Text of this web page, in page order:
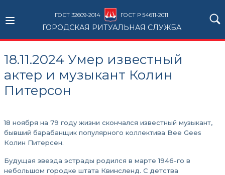
ГОСТ 32609-2014 ГОСТ Р 54611-2011
ГОРОДСКАЯ РИТУАЛЬНАЯ СЛУЖБА
18.11.2024 Умер известный
актер и музыкант Колин
Питерсон
18 ноября на 79 году жизни скончался известный музыкант,
бывший барабанщик популярного коллектива Bee Gees
Колин Питерсен.
Будущая звезда эстрады родился в марте 1946-го в
небольшом городке штата Квинсленд. С детства